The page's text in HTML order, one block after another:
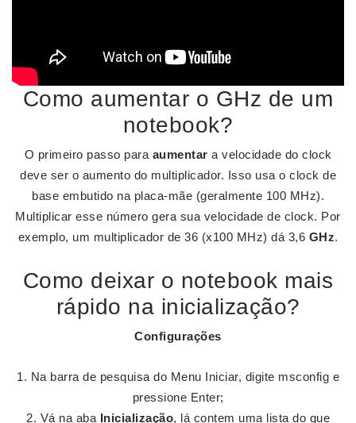
Como aumentar o GHz de um
notebook?
O primeiro passo para aumentar a velocidade do clock
deve ser o aumento do multiplicador. Isso usa o clock de
base embutido na placa-mãe (geralmente 100 MHz).
Multiplicar esse número gera sua velocidade de clock. Por
exemplo, um multiplicador de 36 (x100 MHz) dá 3,6 GHz.
Como deixar o notebook mais
rápido na inicialização?
Configurações
Na barra de pesquisa do Menu Iniciar, digite msconfig e
pressione Enter;
Vá na aba Inicialização, lá contem uma lista do que